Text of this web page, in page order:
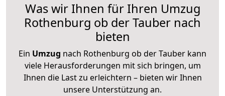
Was wir Ihnen für Ihren Umzug
Rothenburg ob der Tauber nach
bieten
Ein Umzug nach Rothenburg ob der Tauber kann
viele Herausforderungen mit sich bringen, um
Ihnen die Last zu erleichtern – bieten wir Ihnen
unsere Unterstützung an.